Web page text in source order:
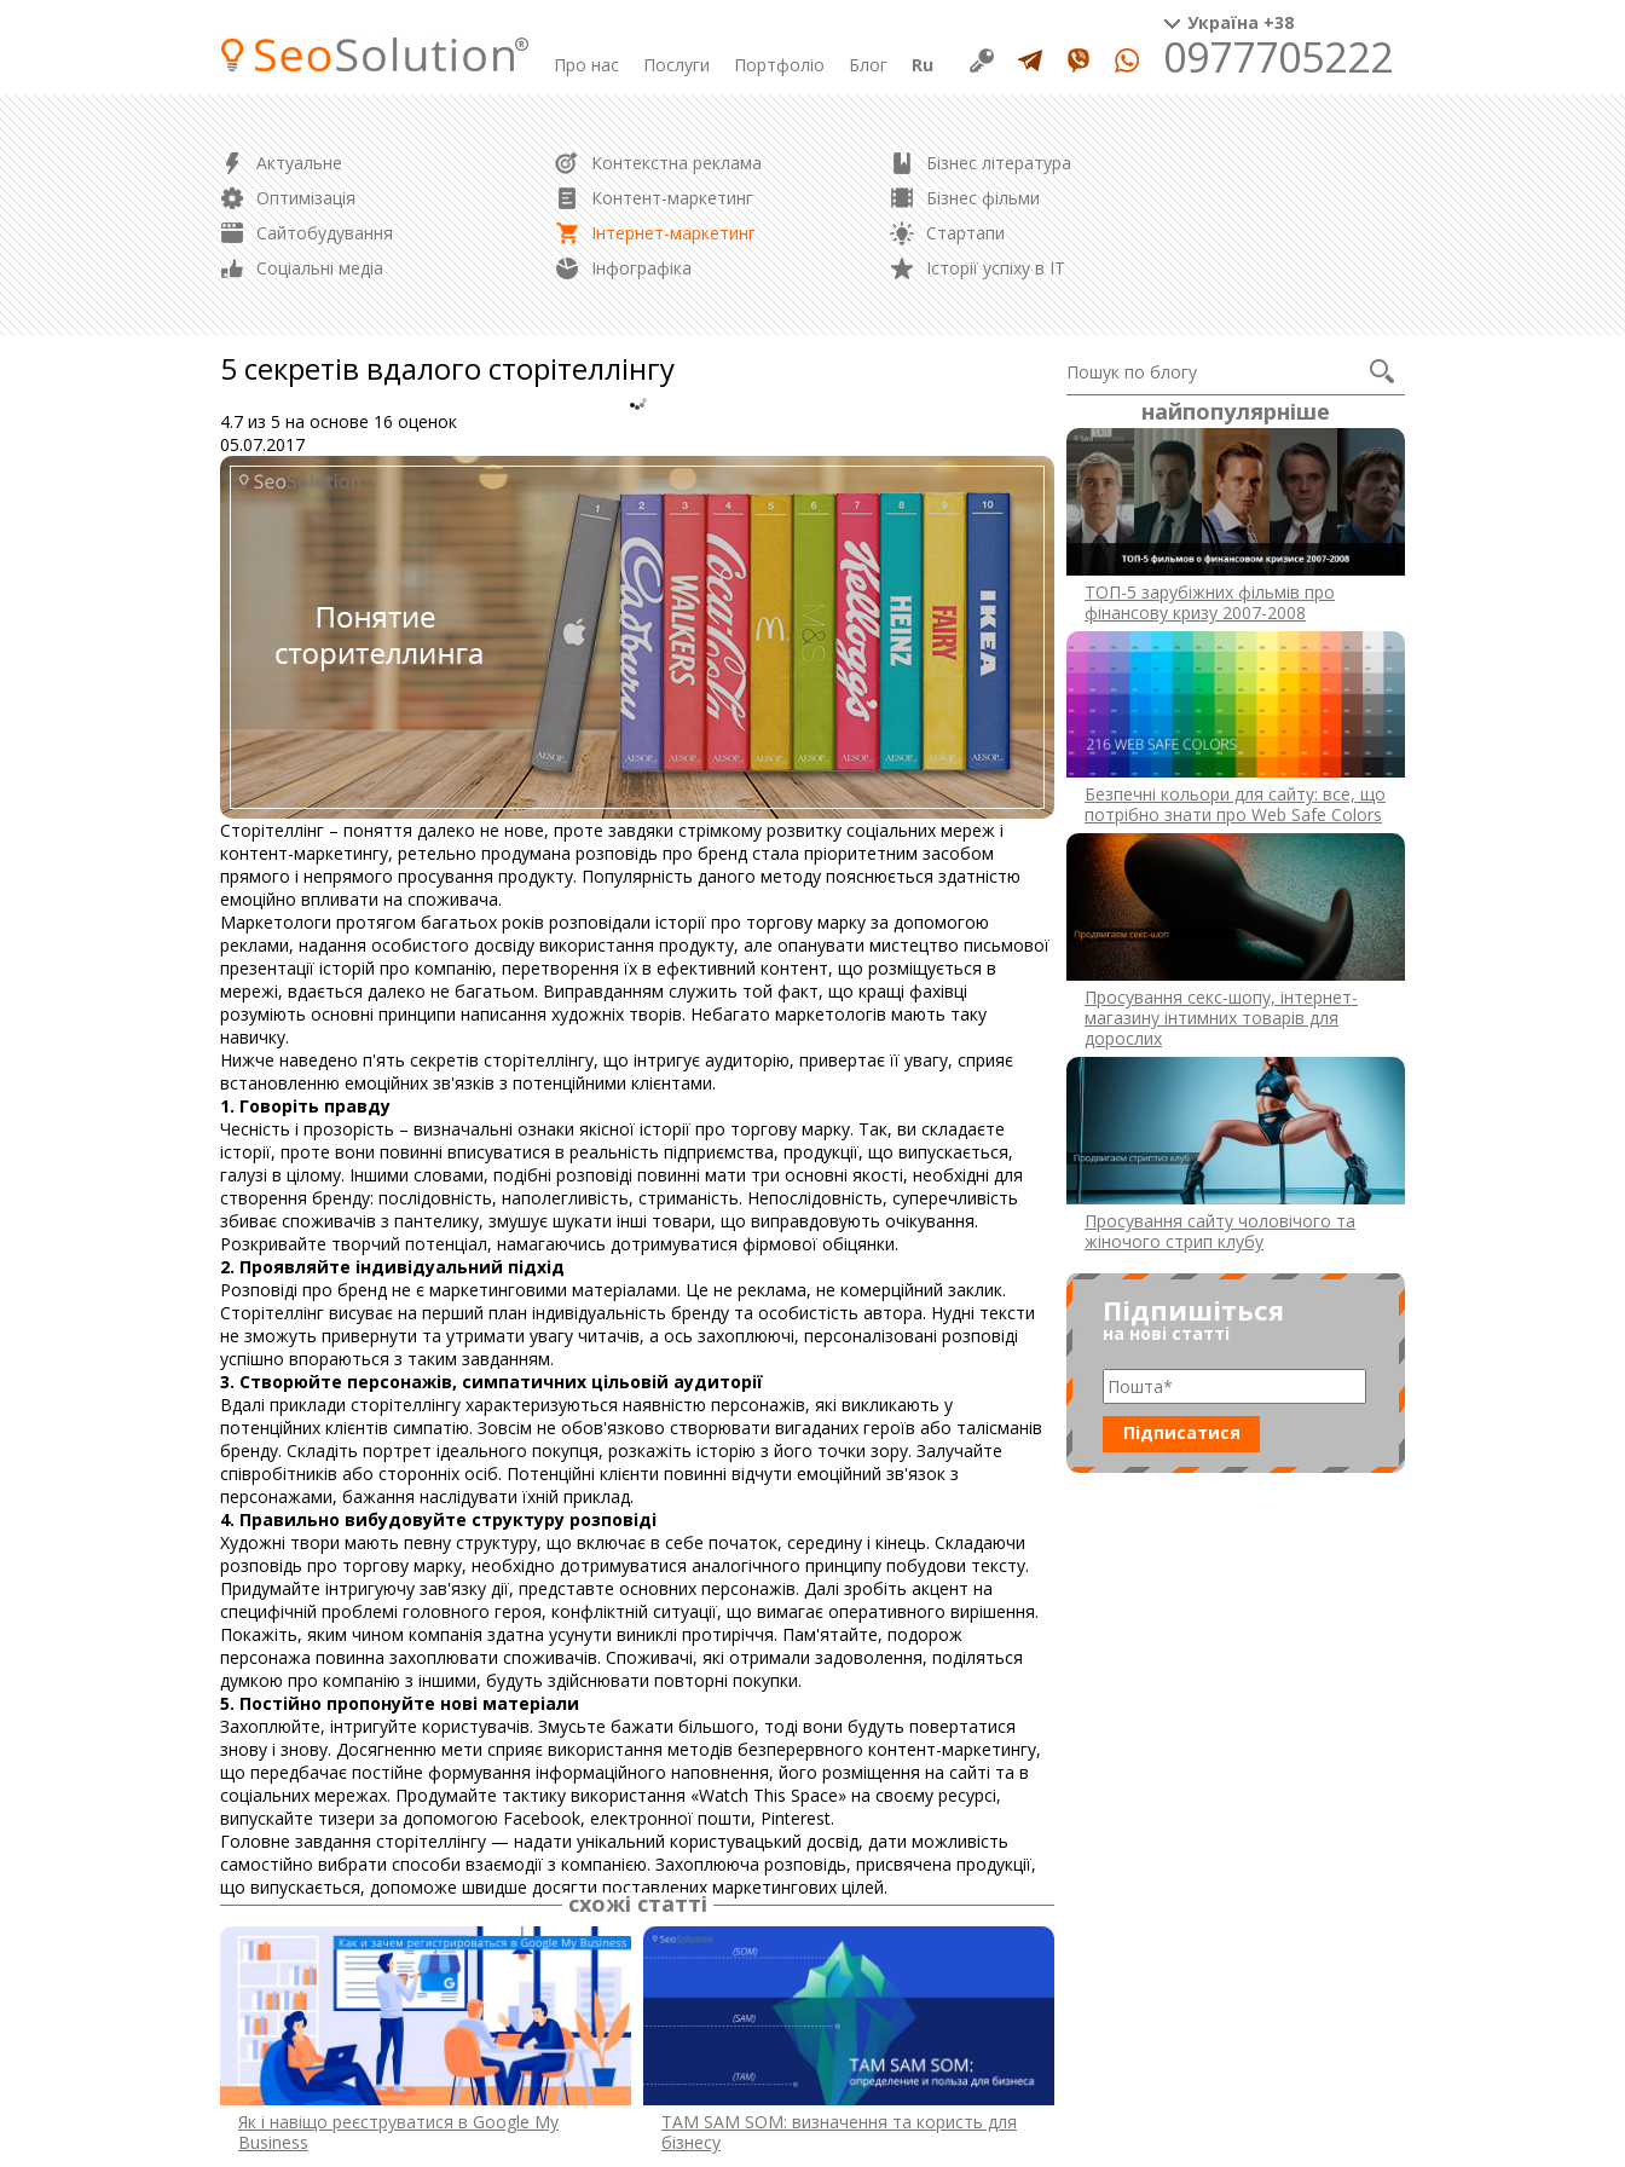
Про нас Послуги Портфоліо Блог
Актуальне
Оптимізація
Сайтобудування
Соціальні медіа
Контекстна реклама
Контент-маркетинг
Інтернет-маркетинг
Інфографіка
Бізнес література
Бізнес фільми
Стартапи
Історії успіху в ІТ
Ru
Україна +38
0977705222
ПРОСУВАННЯ
SEO просування сайту
Просування магазину
Контекстна реклама
Аудит сайту
Просування у соцмережах
Управління репутацією
Контент маркетинг
РОЗРОБКА
Розробка сайту
Розробка лендінгу
Редизайн сайту
Створення логотипу
найпопулярніше
ТОП-5 зарубіжних фільмів про
фінансову кризу 2007-2008
Безпечні кольори для сайту: все, що
потрібно знати про Web Safe Colors
Просування секс-шопу, інтернет-
магазину інтимних товарів для
дорослих
Просування сайту чоловічого та
жіночого стрип клубу
Підпишіться
на нові статті
5 секретів вдалого сторітеллінгу
4.7 из 5 на основе 16 оценок
05.07.2017
Сторітеллінг – поняття далеко не нове, проте завдяки стрімкому розвитку соціальних мереж і
контент-маркетингу, ретельно продумана розповідь про бренд стала пріоритетним засобом
прямого і непрямого просування продукту. Популярність даного методу пояснюється здатністю
емоційно впливати на споживача.
Маркетологи протягом багатьох років розповідали історії про торгову марку за допомогою
реклами, надання особистого досвіду використання продукту, але опанувати мистецтво письмової
презентації історій про компанію, перетворення їх в ефективний контент, що розміщується в
мережі, вдається далеко не багатьом. Виправданням служить той факт, що кращі фахівці
розуміють основні принципи написання художніх творів. Небагато маркетологів мають таку
навичку.
Нижче наведено п'ять секретів сторітеллінгу, що інтригує аудиторію, привертає її увагу, сприяє
встановленню емоційних зв'язків з потенційними клієнтами.
1. Говоріть правду
Чесність і прозорість – визначальні ознаки якісної історії про торгову марку. Так, ви складаєте
історії, проте вони повинні вписуватися в реальність підприємства, продукції, що випускається,
галузі в цілому. Іншими словами, подібні розповіді повинні мати три основні якості, необхідні для
створення бренду: послідовність, наполегливість, стриманість. Непослідовність, суперечливість
збиває споживачів з пантелику, змушує шукати інші товари, що виправдовують очікування.
Розкривайте творчий потенціал, намагаючись дотримуватися фірмової обіцянки.
2. Проявляйте індивідуальний підхід
Розповіді про бренд не є маркетинговими матеріалами. Це не реклама, не комерційний заклик.
Сторітеллінг висуває на перший план індивідуальність бренду та особистість автора. Нудні тексти
не зможуть привернути та утримати увагу читачів, а ось захоплюючі, персоналізовані розповіді
успішно впораються з таким завданням.
3. Створюйте персонажів, симпатичних цільовій аудиторії
Вдалі приклади сторітеллінгу характеризуються наявністю персонажів, які викликають у
потенційних клієнтів симпатію. Зовсім не обов'язково створювати вигаданих героїв або талісманів
бренду. Складіть портрет ідеального покупця, розкажіть історію з його точки зору. Залучайте
співробітників або сторонніх осіб. Потенційні клієнти повинні відчути емоційний зв'язок з
персонажами, бажання наслідувати їхній приклад.
4. Правильно вибудовуйте структуру розповіді
Художні твори мають певну структуру, що включає в себе початок, середину і кінець. Складаючи
розповідь про торгову марку, необхідно дотримуватися аналогічного принципу побудови тексту.
Придумайте інтригуючу зав'язку дії, представте основних персонажів. Далі зробіть акцент на
специфічній проблемі головного героя, конфліктній ситуації, що вимагає оперативного вирішення.
Покажіть, яким чином компанія здатна усунути виниклі протиріччя. Пам'ятайте, подорож
персонажа повинна захоплювати споживачів. Споживачі, які отримали задоволення, поділяться
думкою про компанію з іншими, будуть здійснювати повторні покупки.
5. Постійно пропонуйте нові матеріали
Захоплюйте, інтригуйте користувачів. Змусьте бажати більшого, тоді вони будуть повертатися
знову і знову. Досягненню мети сприяє використання методів безперервного контент-маркетингу,
що передбачає постійне формування інформаційного наповнення, його розміщення на сайті та в
соціальних мережах. Продумайте тактику використання «Watch This Space» на своєму ресурсі,
випускайте тизери за допомогою Facebook, електронної пошти, Pinterest.
Головне завдання сторітеллінгу — надати унікальний користувацький досвід, дати можливість
самостійно вибрати способи взаємодії з компанією. Захоплююча розповідь, присвячена продукції,
що випускається, допоможе швидше досягти поставлених маркетингових цілей.
схожі статті
Як і навіщо реєструватися в Google My
Business
TAM SAM SOM: визначення та користь для
бізнесу